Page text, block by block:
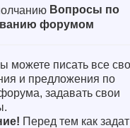
Вопросы по
форумом
можете писать все
и предложения по
задавать свои
Перед тем как